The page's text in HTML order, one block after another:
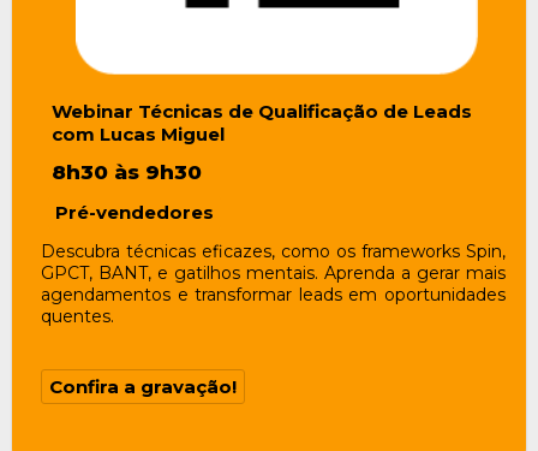
Webinar Técnicas de Qualificação de Leads
com Lucas Miguel
8h30 às 9h30
Pré-vendedores
Descubra técnicas eficazes, como os frameworks Spin,
GPCT, BANT, e gatilhos mentais. Aprenda a gerar mais
agendamentos e transformar leads em oportunidades
quentes.
Confira a gravação!